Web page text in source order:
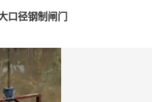
口径钢制闸门